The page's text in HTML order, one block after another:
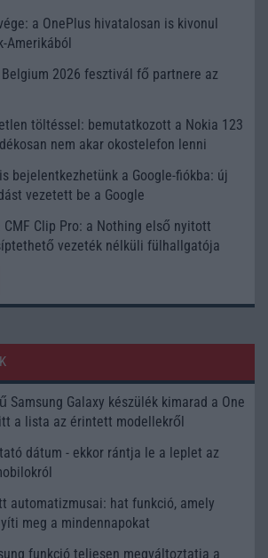
a OnePlus hivatalosan is kivonul
Amerikából
2026 fesztivál fő partnere az
töltéssel: bemutatkozott a Nokia 123
nem akar okostelefon lenni
bejelentkezhetünk a Google-fiókba: új
vezetett be a Google
Clip Pro: a Nothing első nyitott
vezeték nélküli fülhallgatója
Samsung Galaxy készülék kimarad a One
a lista az érintett modellekről
dátum - ekkor rántja le a leplet az
automatizmusai: hat funkció, amely
meg a mindennapokat
funkció teljesen megváltoztatja a